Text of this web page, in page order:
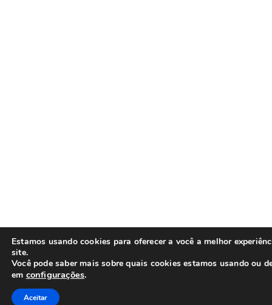
Estamos usando cookies para oferecer a você a melhor
site.
Você pode saber mais sobre quais cookies estamos usando ou
em configurações.
Aceitar